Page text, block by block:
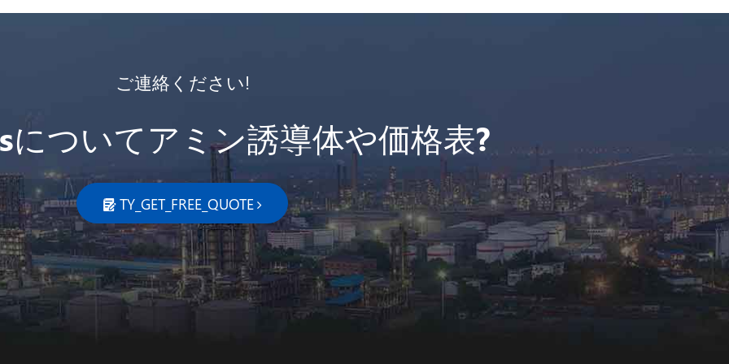
ご連絡ください!
ついてアミン誘導体や価格表?
 TY_GET_FREE_QUOTE